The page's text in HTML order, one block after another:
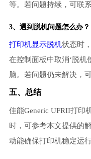
等。若问题持续，可联
3、遇到脱机问题怎么办？
打印机显示脱机状态时
在控制面板中取消‘脱机
脑。若问题仍未解决，
五、总结
佳能Generic UFRII打印
时，可参考本文提供的
动能确保打印机稳定运行